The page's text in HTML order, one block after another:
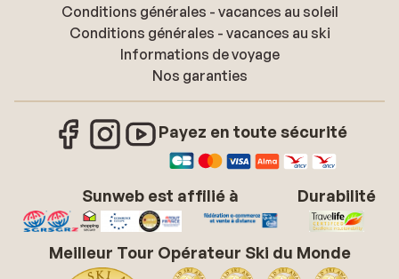
Conditions générales - vacances au soleil
Conditions générales - vacances au ski
Informations de voyage
Nos garanties
Payez en toute sécurité
Sunweb est affilié à Durabilité
Meilleur Tour Opérateur Ski du Monde